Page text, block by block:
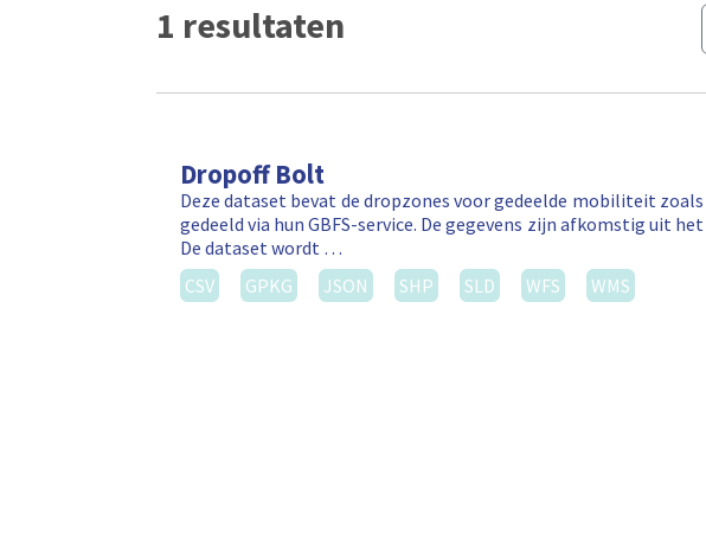
1 resultaten
Dropoff Bolt
Deze dataset bevat de dropzones voor gedeelde mobiliteit
gedeeld via hun GBFS-service. De gegevens zijn afkomstig uit
De dataset wordt …
CSV
GPKG JSON SHP SLD WFS WMS